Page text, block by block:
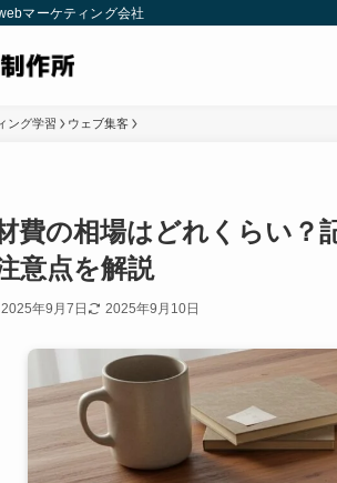
マーケティング会社
ング学習 ウェブ集客
費の相場はどれくらい？
意点を解説
2025年9月7日 2025年9月10日